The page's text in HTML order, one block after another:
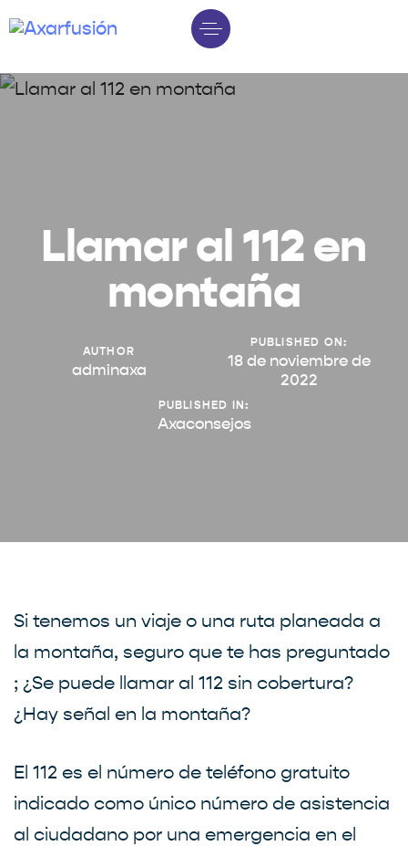
Llamar al 112 en
montaña
AUTHOR
adminaxa
PUBLISHED ON:
18 de noviembre de
2022
PUBLISHED IN:
Axaconsejos
Si tenemos un viaje o una ruta planeada a
la montaña, seguro que te has preguntado
; ¿Se puede llamar al 112 sin cobertura?
¿Hay señal en la montaña?
El 112 es el número de teléfono gratuito
indicado como único número de asistencia
al ciudadano por una emergencia en el